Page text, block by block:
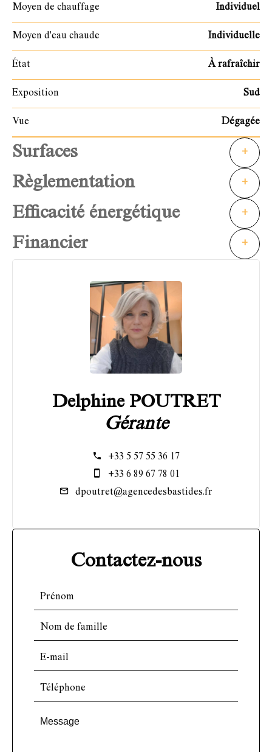
Moyen de chauffage Individuel
Moyen d'eau chaude Individuelle
État À rafraîchir
Exposition Sud
Vue Dégagée
Surfaces +
Règlementation +
Efficacité énergétique +
Financier +
Delphine POUTRET
Gérante
+33 5 57 55 36 17
+33 6 89 67 78 01
dpoutret@agencedesbastides.fr
Contactez-nous